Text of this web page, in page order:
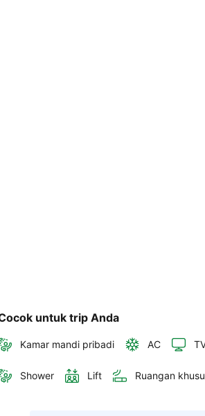
untuk trip Anda
Kamar mandi pribadi AC
Shower Lift Ruangan